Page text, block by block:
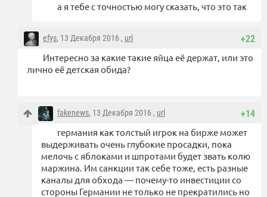
а я тебе с точностью могу сказать, что это так
+22
efys, 13 Декабря 2016 , url
Интересно за какие такие яйца её держат, или это
лично её детская обида?
+14
fakenews, 13 Декабря 2016 , url
германия как толстый игрок на бирже может
выдерживать очень глубокие просадки, пока
мелочь с яблоками и шпротами будет звать колю
маржина. Им санкции так себе тоже, есть разные
каналы для обхода — почему-то инвестиции со
стороны Германии не только не прекратились но